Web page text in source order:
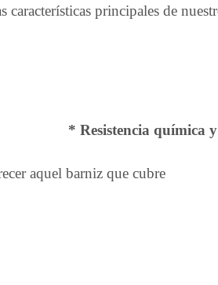
características principales de
* Resistencia química
aquel barniz que cubre